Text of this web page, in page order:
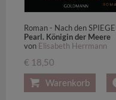
Pearl. Königin der Meere
von Elisabeth Herrmann
€ 18,50
Warenkorb